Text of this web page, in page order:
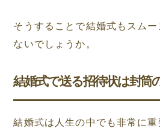
そうすることで結婚式もスム
ないでしょうか。
結婚式で送る招待状は封筒
結婚式は人生の中でも非常に